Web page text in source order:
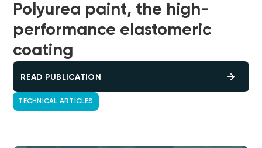
Polyurea paint, the high-
performance elastomeric
coating
READ PUBLICATION
TECHNICAL ARTICLES